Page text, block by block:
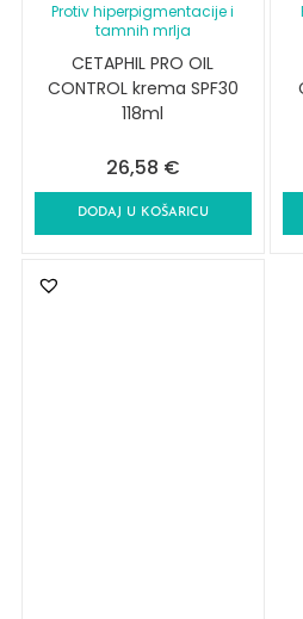
Protiv hiperpigmentacije i
tamnih mrlja
CETAPHIL PRO OIL
CONTROL krema SPF30
118ml
26,58 €
DODAJ U KOŠARICU